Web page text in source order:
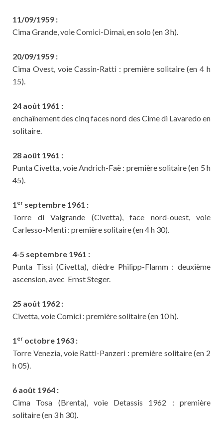
11/09/1959 :
Cima Grande, voie Comici-Dimai, en solo (en 3 h).
20/09/1959 :
Cima Ovest, voie Cassin-Ratti : première solitaire (en 4 h
15).
24 août 1961 :
enchaînement des cinq faces nord des Cime di Lavaredo en
solitaire.
28 août 1961 :
Punta Civetta, voie Andrich-Faè : première solitaire (en 5 h
45).
1er septembre 1961 :
Torre di Valgrande (Civetta), face nord-ouest, voie
Carlesso-Menti : première solitaire (en 4 h 30).
4-5 septembre 1961 :
Punta Tissi (Civetta), dièdre Philipp-Flamm : deuxième
ascension, avec Ernst Steger.
25 août 1962 :
Civetta, voie Comici : première solitaire (en 10 h).
1er octobre 1963 :
Torre Venezia, voie Ratti-Panzeri : première solitaire (en 2
h 05).
6 août 1964 :
Cima Tosa (Brenta), voie Detassis 1962 : première
solitaire (en 3 h 30).